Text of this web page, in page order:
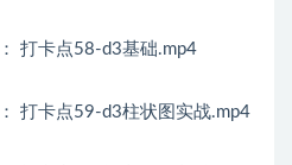
打卡点58-d3基础.mp4
打卡点59-d3柱状图实战.mp4